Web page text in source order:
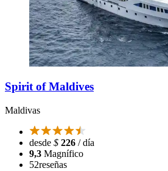
Spirit of Maldives
Maldivas
desde $ 226 / día
9,3 Magnífico
52reseñas